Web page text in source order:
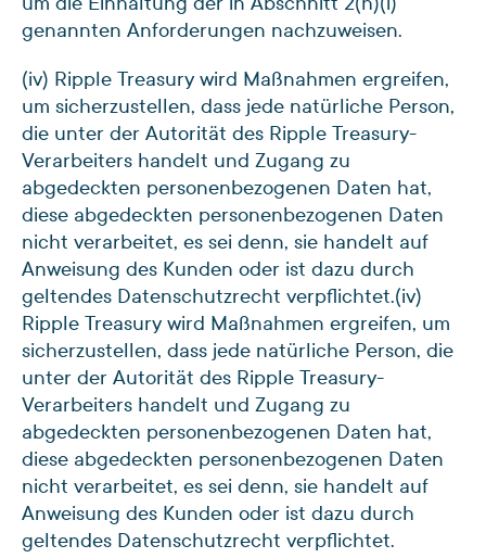
genannten Anforderungen nachzuweisen.
(iv) Ripple Treasury wird Maßnahmen ergreifen,
um sicherzustellen, dass jede natürliche Person,
die unter der Autorität des Ripple Treasury-
Verarbeiters handelt und Zugang zu
abgedeckten personenbezogenen Daten hat,
diese abgedeckten personenbezogenen Daten
nicht verarbeitet, es sei denn, sie handelt auf
Anweisung des Kunden oder ist dazu durch
geltendes Datenschutzrecht verpflichtet.(iv)
Ripple Treasury wird Maßnahmen ergreifen, um
sicherzustellen, dass jede natürliche Person, die
unter der Autorität des Ripple Treasury-
Verarbeiters handelt und Zugang zu
abgedeckten personenbezogenen Daten hat,
diese abgedeckten personenbezogenen Daten
nicht verarbeitet, es sei denn, sie handelt auf
Anweisung des Kunden oder ist dazu durch
geltendes Datenschutzrecht verpflichtet.